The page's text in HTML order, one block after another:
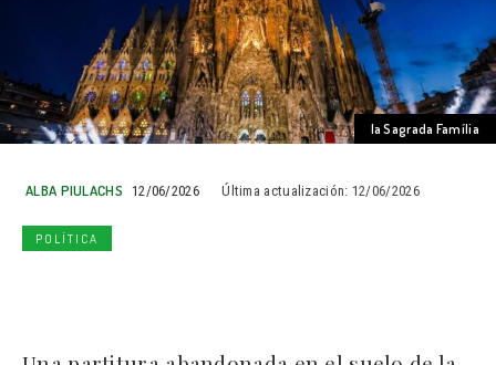
la Sagrada Família
ALBA PIULACHS 12/06/2026 Última actualización: 12/06/2026
POLÍTICA